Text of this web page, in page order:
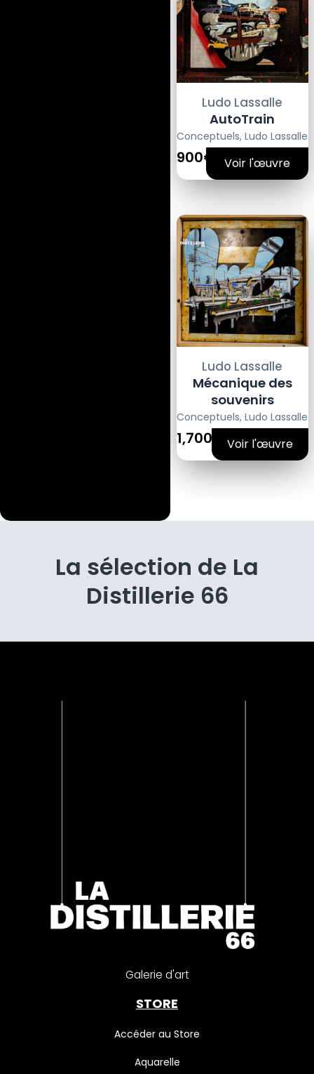
Ludo Lassalle
AutoTrain
Conceptuels,Ludo Lassalle
900€ Voir l'œuvre
Ludo Lassalle
Mécanique des
souvenirs
Conceptuels,Ludo Lassalle
1,700€ Voir l'œuvre
La sélection de La
Distillerie 66
Galerie d'art
STORE
Accéder au Store
Aquarelle